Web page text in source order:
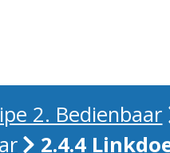
2. Bedienbaar
2.4.4